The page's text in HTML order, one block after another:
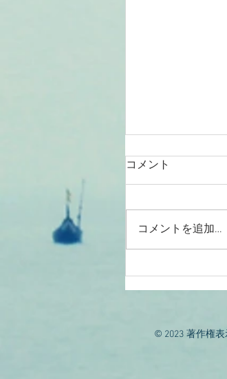
2026/08/01涸
KIZ様
コメント
コメントを追加…
© 2023著作権表